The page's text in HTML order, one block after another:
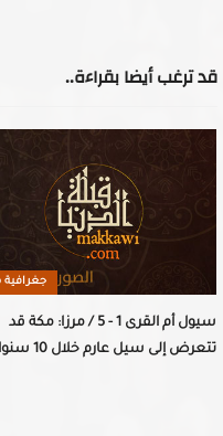
قد ترغب أيضا بقراءة..
جغرافية
سيول أم القرى 1 - 5 / مرزا: مكة قد
تتعرض إلى سيل عارم خلال 10 سنوات